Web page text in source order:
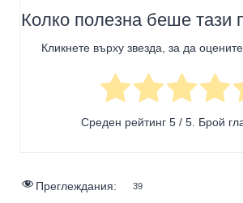
Колко полезна беше тази
Кликнете върху звезда, за да
Среден рейтинг 5/ 5. Брой
Преглеждания: 39